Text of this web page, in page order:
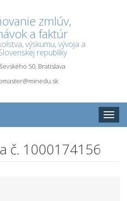
zmlúv,
a faktúr
výskumu, vývoja a
republiky
50, Bratislava
Toggle
č. 1000174156